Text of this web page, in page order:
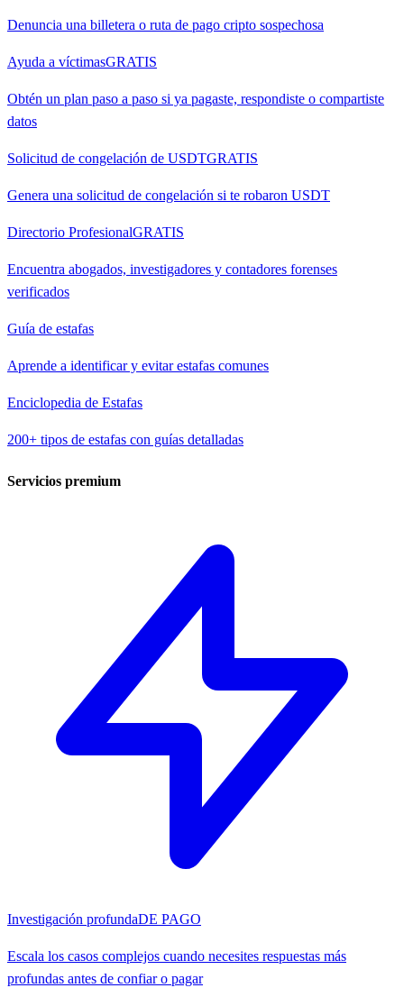
Denuncia una billetera o ruta de pago cripto sospechosa
Ayuda a víctimasGRATIS
Obtén un plan paso a paso si ya pagaste, respondiste o compartiste
datos
Solicitud de congelación de USDTGRATIS
Genera una solicitud de congelación si te robaron USDT
Directorio ProfesionalGRATIS
Encuentra abogados, investigadores y contadores forenses
verificados
Guía de estafas
Aprende a identificar y evitar estafas comunes
Enciclopedia de Estafas
200+ tipos de estafas con guías detalladas
Servicios premium
Investigación profundaDE PAGO
Escala los casos complejos cuando necesites respuestas más
profundas antes de confiar o pagar